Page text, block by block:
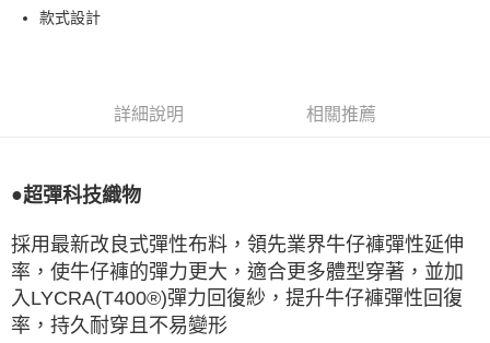
ATM付款
付款後門市自取
款式設計
詳細說明 相關推薦
●超彈科技織物
採用最新改良式彈性布料，領先業界牛仔褲彈性延伸
率，使牛仔褲的彈力更大，適合更多體型穿著，並加
入LYCRA(T400®)彈力回復紗，提升牛仔褲彈性回復
率，持久耐穿且不易變形